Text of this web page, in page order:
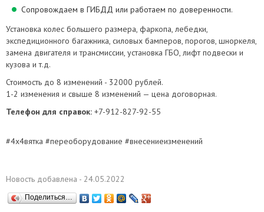
Сопровождаем в ГИБДД или работаем по доверенности.
Установка колес большего размера, фаркопа, лебедки,
экспедиционного багажника, силовых бамперов, порогов, шноркеля,
замена двигателя и трансмиссии, установка ГБО, лифт подвески и
кузова и т.д.
Стоимость до 8 изменений - 32000 рублей.
1-2 изменения и свыше 8 изменений — цена договорная.
Телефон для справок: +7-912-827-92-55
#4х4вятка #переоборудование #внесениеизменений
Новость добавлена - 24.05.2022
Поделиться…